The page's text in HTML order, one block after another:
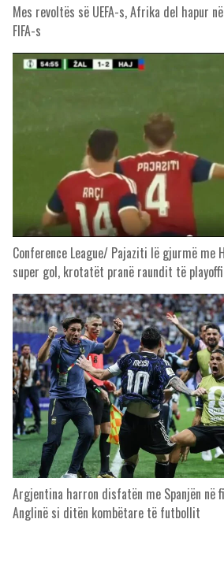
Mes revoltës së UEFA-s, Afrika del hapur
FIFA-s
Conference League/ Pajaziti lë gjurmë me
super gol, krotatët pranë raundit të
Argjentina harron disfatën me Spanjën në
Anglinë si ditën kombëtare të futbollit